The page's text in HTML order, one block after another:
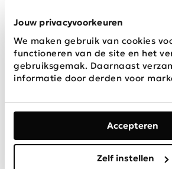
Jouw privacyvoorkeuren
We maken gebruik van cookies
functioneren van de site en het
gebruiksgemak. Daarnaast
informatie door derden voor
Accepteren
Zelf instellen
Wij zijn Schijvens mode
Algemene
Privacy &
Cookies